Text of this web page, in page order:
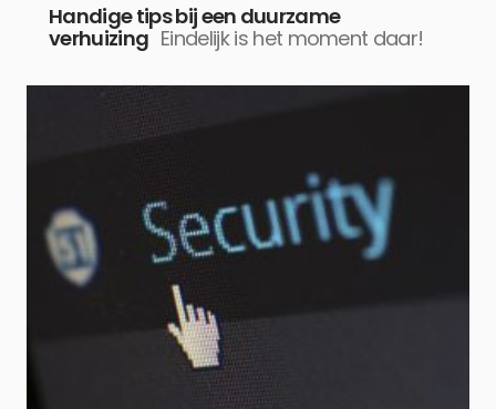
Handige tips bij een duurzame
verhuizing Eindelijk is het moment daar!